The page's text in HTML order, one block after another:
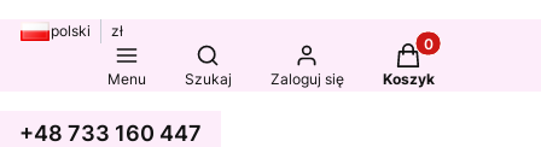
polski zł
Menu
Otwórz wyszukiwarkę
Szukaj Zaloguj się
Produkty w
Koszyk
+48 733 160 447